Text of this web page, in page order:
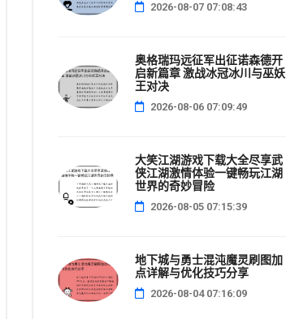
2026-08-07 07:08:43
奥格瑞玛远征军出征诺森德开
启新篇章 激战冰冠冰川与巫妖
王对决
2026-08-06 07:09:49
大笑江湖游戏下载大全尽享武
侠江湖激情体验一键畅玩江湖
世界的奇妙冒险
2026-08-05 07:15:39
地下城与勇士混沌魔灵刷图加
点详解与优化技巧分享
2026-08-04 07:16:09